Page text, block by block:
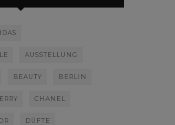
AUSSTELLUNG
BEAUTY BERLIN
CHANEL
DÜFTE